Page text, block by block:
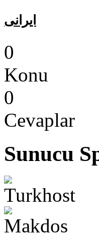
ایرانی
0
Konu
0
Cevaplar
Sunucu